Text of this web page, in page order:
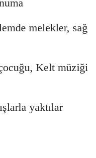
melekler, sağ
Kelt müziği
yaktılar